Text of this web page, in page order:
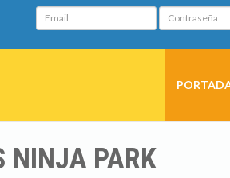
Email Contraseña
NINJA PARK